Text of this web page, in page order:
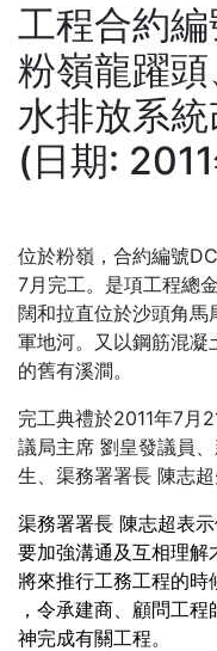
工程合約
粉嶺龍躍
水排放系
(日期:
位於粉嶺，合約編號
7月完工。是項工程總
闊和拉直位於沙頭角馬
軍地河。又以鋼筋混凝
的舊有溪澗。
完工典禮於2011年7月
議局主席 劉皇發議員
生、渠務署署長 陳志超
渠務署署長 陳志超表
要加強溝通及互相理解
將來推行工務工程的時
，令承建商、顧問工
神完成有關工程。